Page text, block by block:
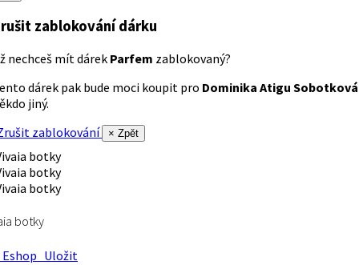
zablokování dárku
nechceš mít dárek Parfem zablokovaný?
dárek pak bude moci koupit pro Dominika Atigu Sobotková
jiný.
zablokování
× Zpět
botky
Uložit